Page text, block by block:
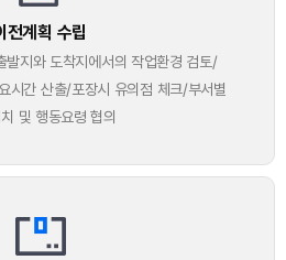
전계획 수립
발지와 도착지에서의 작업환경 검토/
시간 산출/포장시 유의점 체크/부서별
및 행동요령 협의